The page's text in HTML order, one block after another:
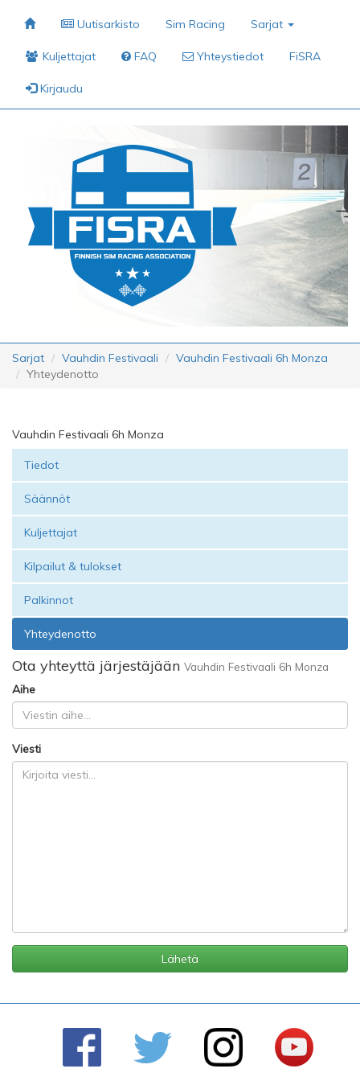
Uutisarkisto Sim Racing Sarjat
Kuljettajat FAQ Yhteystiedot FiSRA
Kirjaudu
Sarjat Vauhdin Festivaali
Vauhdin Festivaali 6h Monza
Yhteydenotto
Vauhdin Festivaali 6h Monza
Tiedot
Säännöt
Kuljettajat
Kilpailut & tulokset
Palkinnot
Yhteydenotto
Ota yhteyttä järjestäjään Vauhdin Festivaali 6h Monza
Aihe
Viesti
Lähetä